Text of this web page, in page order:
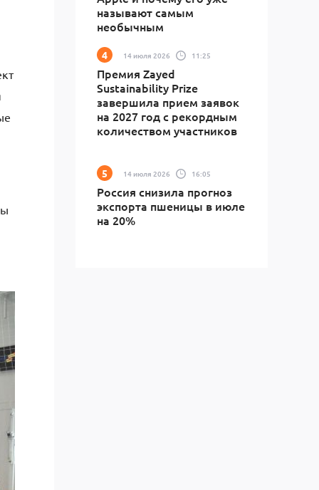
называют самым
необычным
14 июля 2026 11:25
Премия Zayed
Sustainability Prize
завершила прием заявок
на 2027 год с рекордным
количеством участников
14 июля 2026 16:05
Россия снизила прогноз
экспорта пшеницы в июле
на 20%